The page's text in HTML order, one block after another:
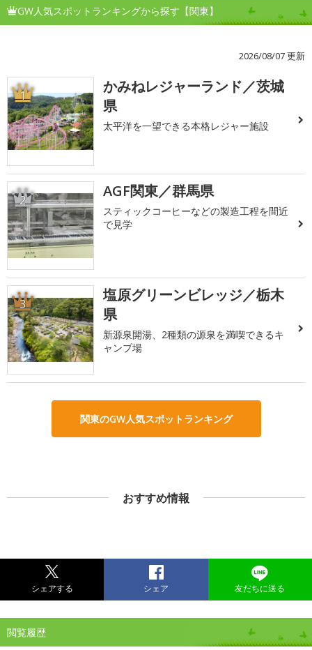
GW人気スポットランキングから探す【関東】
2026/08/07 更新
1
かみねレジャーランド／茨城
県
太平洋を一望できる本格レジャー施設
2 AGF関東／群馬県
スティックコーヒーなどの製造工程を間近
で見学
3
塩原グリーンビレッジ／栃木
県
新源泉開湯、2種類の源泉を満喫できるキ
ャンプ場
関東のGW人気スポットランキング
おすすめ情報
シェアする シェア 友だちに送る
閲覧履歴